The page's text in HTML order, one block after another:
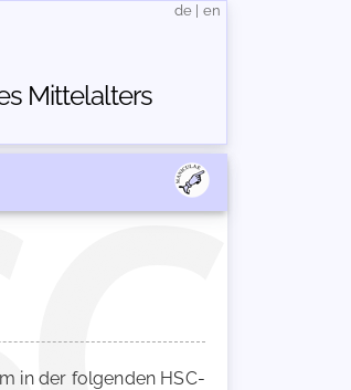
Mittelalters
de en
in der folgenden HSC-